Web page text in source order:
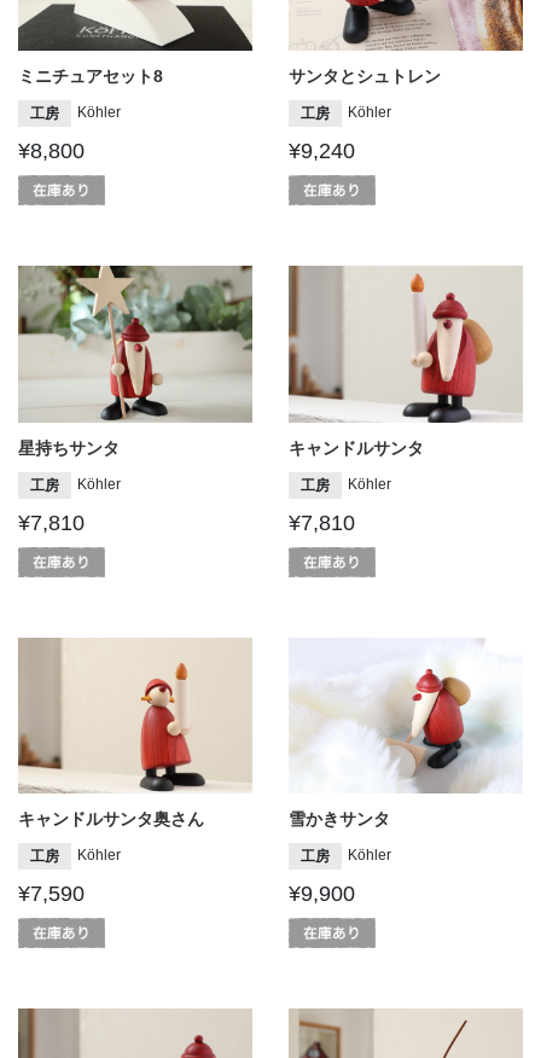
ミニチュアセット8
工房 Köhler
¥8,800
サンタとシュトレン
工房 Köhler
¥9,240
星持ちサンタ
工房 Köhler
¥7,810
キャンドルサンタ
工房 Köhler
¥7,810
キャンドルサンタ奥さん
工房 Köhler
¥7,590
雪かきサンタ
工房 Köhler
¥9,900